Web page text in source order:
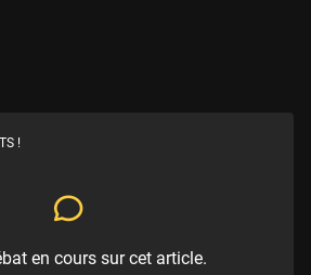
!
en cours sur cet article.